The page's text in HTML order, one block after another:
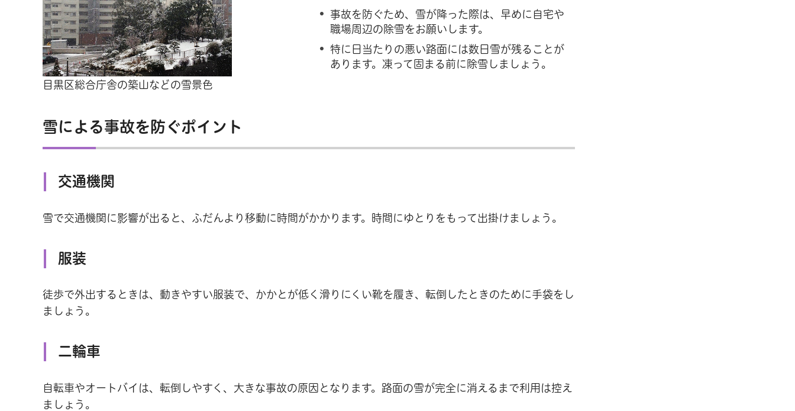
目黒区総合庁舎の築山などの雪景色
事故を防ぐため、雪が降った際は、早めに自宅や
職場周辺の除雪をお願いします。
特に日当たりの悪い路面には数日雪が残ることが
あります。凍って固まる前に除雪しましょう。
雪による事故を防ぐポイント
交通機関
雪で交通機関に影響が出ると、ふだんより移動に時間がかかります。時間にゆとりをもって出掛けましょう。
服装
徒歩で外出するときは、動きやすい服装で、かかとが低く滑りにくい靴を履き、転倒したときのために手袋をし
ましょう。
二輪車
自転車やオートバイは、転倒しやすく、大きな事故の原因となります。路面の雪が完全に消えるまで利用は控え
ましょう。